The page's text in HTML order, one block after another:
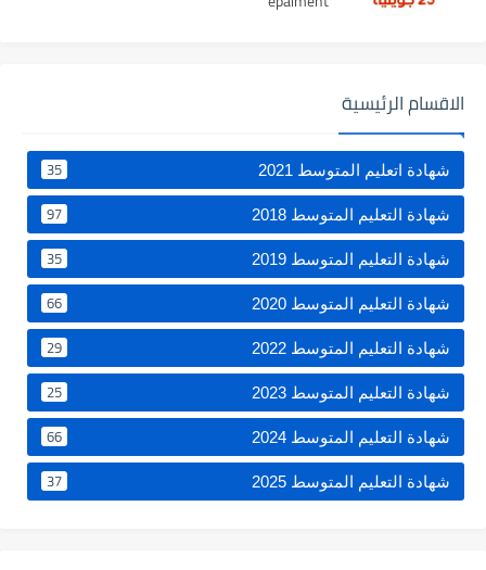
الاقسام الرئيسية
شهادة اتعليم المتوسط 2021 35
شهادة التعليم المتوسط 2018 97
شهادة التعليم المتوسط 2019 35
شهادة التعليم المتوسط 2020 66
شهادة التعليم المتوسط 2022 29
شهادة التعليم المتوسط 2023 25
شهادة التعليم المتوسط 2024 66
شهادة التعليم المتوسط 2025 37